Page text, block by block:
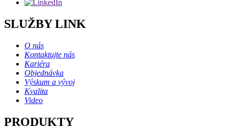
SLUŽBY LINK
O nás
Kontaktujte nás
Kariéra
Objednávka
Výskum a vývoj
Kvalita
Video
PRODUKTY